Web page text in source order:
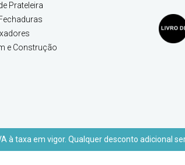
Prateleira
e Construção
taxa em vigor. Qualquer desconto adicional